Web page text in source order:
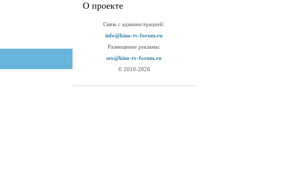
О проекте
Связь с администрацией:
info@kino-tv-forum.ru
Размещение рекламы:
seo@kino-tv-forum.ru
© 2010-2026